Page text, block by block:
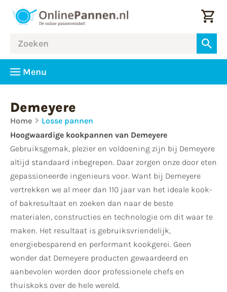
Menu
Demeyere
Home
Losse pannen
Hoogwaardige kookpannen van Demeyere
Gebruiksgemak, plezier en voldoening zijn bij Demeyere
altijd standaard inbegrepen. Daar zorgen onze door eten
gepassioneerde ingenieurs voor. Want bij Demeyere
vertrekken we al meer dan 110 jaar van het ideale kook-
of bakresultaat en zoeken dan naar de beste
materialen, constructies en technologie om dit waar te
maken. Het resultaat is gebruiksvriendelijk,
energiebesparend en performant kookgerei. Geen
wonder dat Demeyere producten gewaardeerd en
aanbevolen worden door professionele chefs en
thuiskoks over de hele wereld.